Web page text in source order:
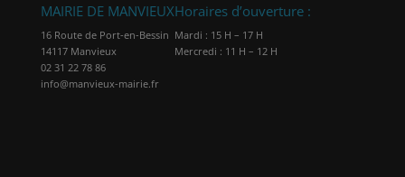
MAIRIE DE MANVIEUX
16 Route de Port-en-Bessin
14117 Manvieux
02 31 22 78 86
info@manvieux-mairie.fr
Horaires d’ouverture :
Mardi : 15 H – 17 H
Mercredi : 11 H – 12 H